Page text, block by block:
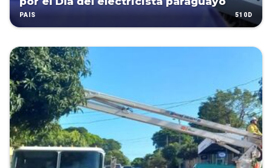
PAÍS 510D